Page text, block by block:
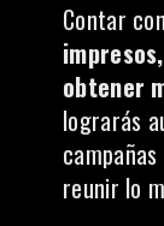
Contar
impresos,
obtener
lograrás
campañas
reunir lo